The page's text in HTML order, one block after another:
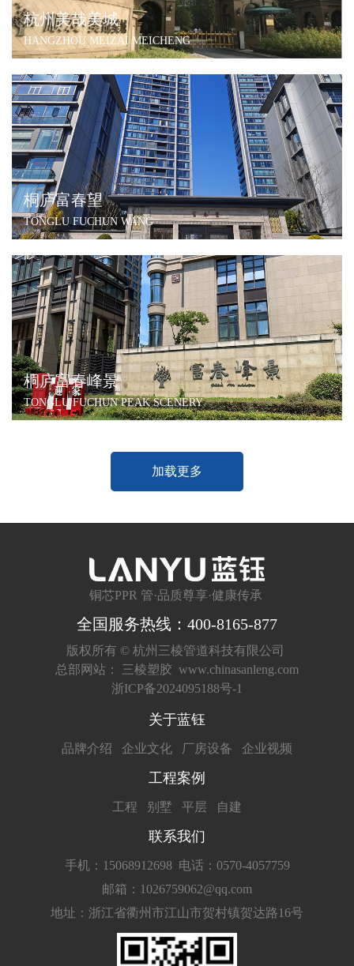
杭州美哉美城
HANGZHOU MEIZAI MEICHENG
桐庐富春望
TONGLU FUCHUN WANG
桐庐富春峰景
TONGLU FUCHUN PEAK SCENERY
加载更多
铜芯PPR 管·品质尊享·健康传承
全国服务热线：400-8165-877
版权所有 © 杭州三棱管道科技有限公司
总部网站： 三棱塑胶 www.chinasanleng.com
浙ICP备2024095188号-1
关于蓝钰
品牌介绍 企业文化 厂房设备 企业视频
工程案例
工程 别墅 平层 自建
联系我们
手机：15068912698 电话：0570-4057759
邮箱：1026759062@qq.com
地址：浙江省衢州市江山市贺村镇贺达路16号